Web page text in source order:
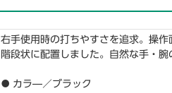
右手使用時の打ちやすさを追求。操
階段状に配置しました。自然な手・
● カラ―／ブラック